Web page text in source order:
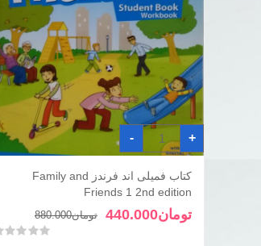
-
کتاب
فمیلی
اند
Family
and
Friends
2nd
+
افزودن به سبد خرید
کتاب فمیلی اند فرندز Family and
Friends 1 2nd edition
تومان880.000قیمت
اصلی
تومان440.000
قیمت
فعلیامتیاز0از 5